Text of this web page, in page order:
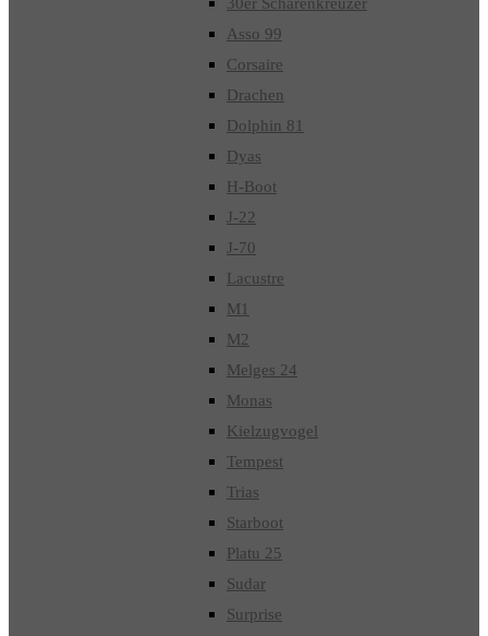
Asso 99
Corsaire
Drachen
Dolphin 81
Dyas
H-Boot
J-22
J-70
Lacustre
M1
M2
Melges 24
Monas
Kielzugvogel
Tempest
Trias
Starboot
Platu 25
Sudar
Surprise